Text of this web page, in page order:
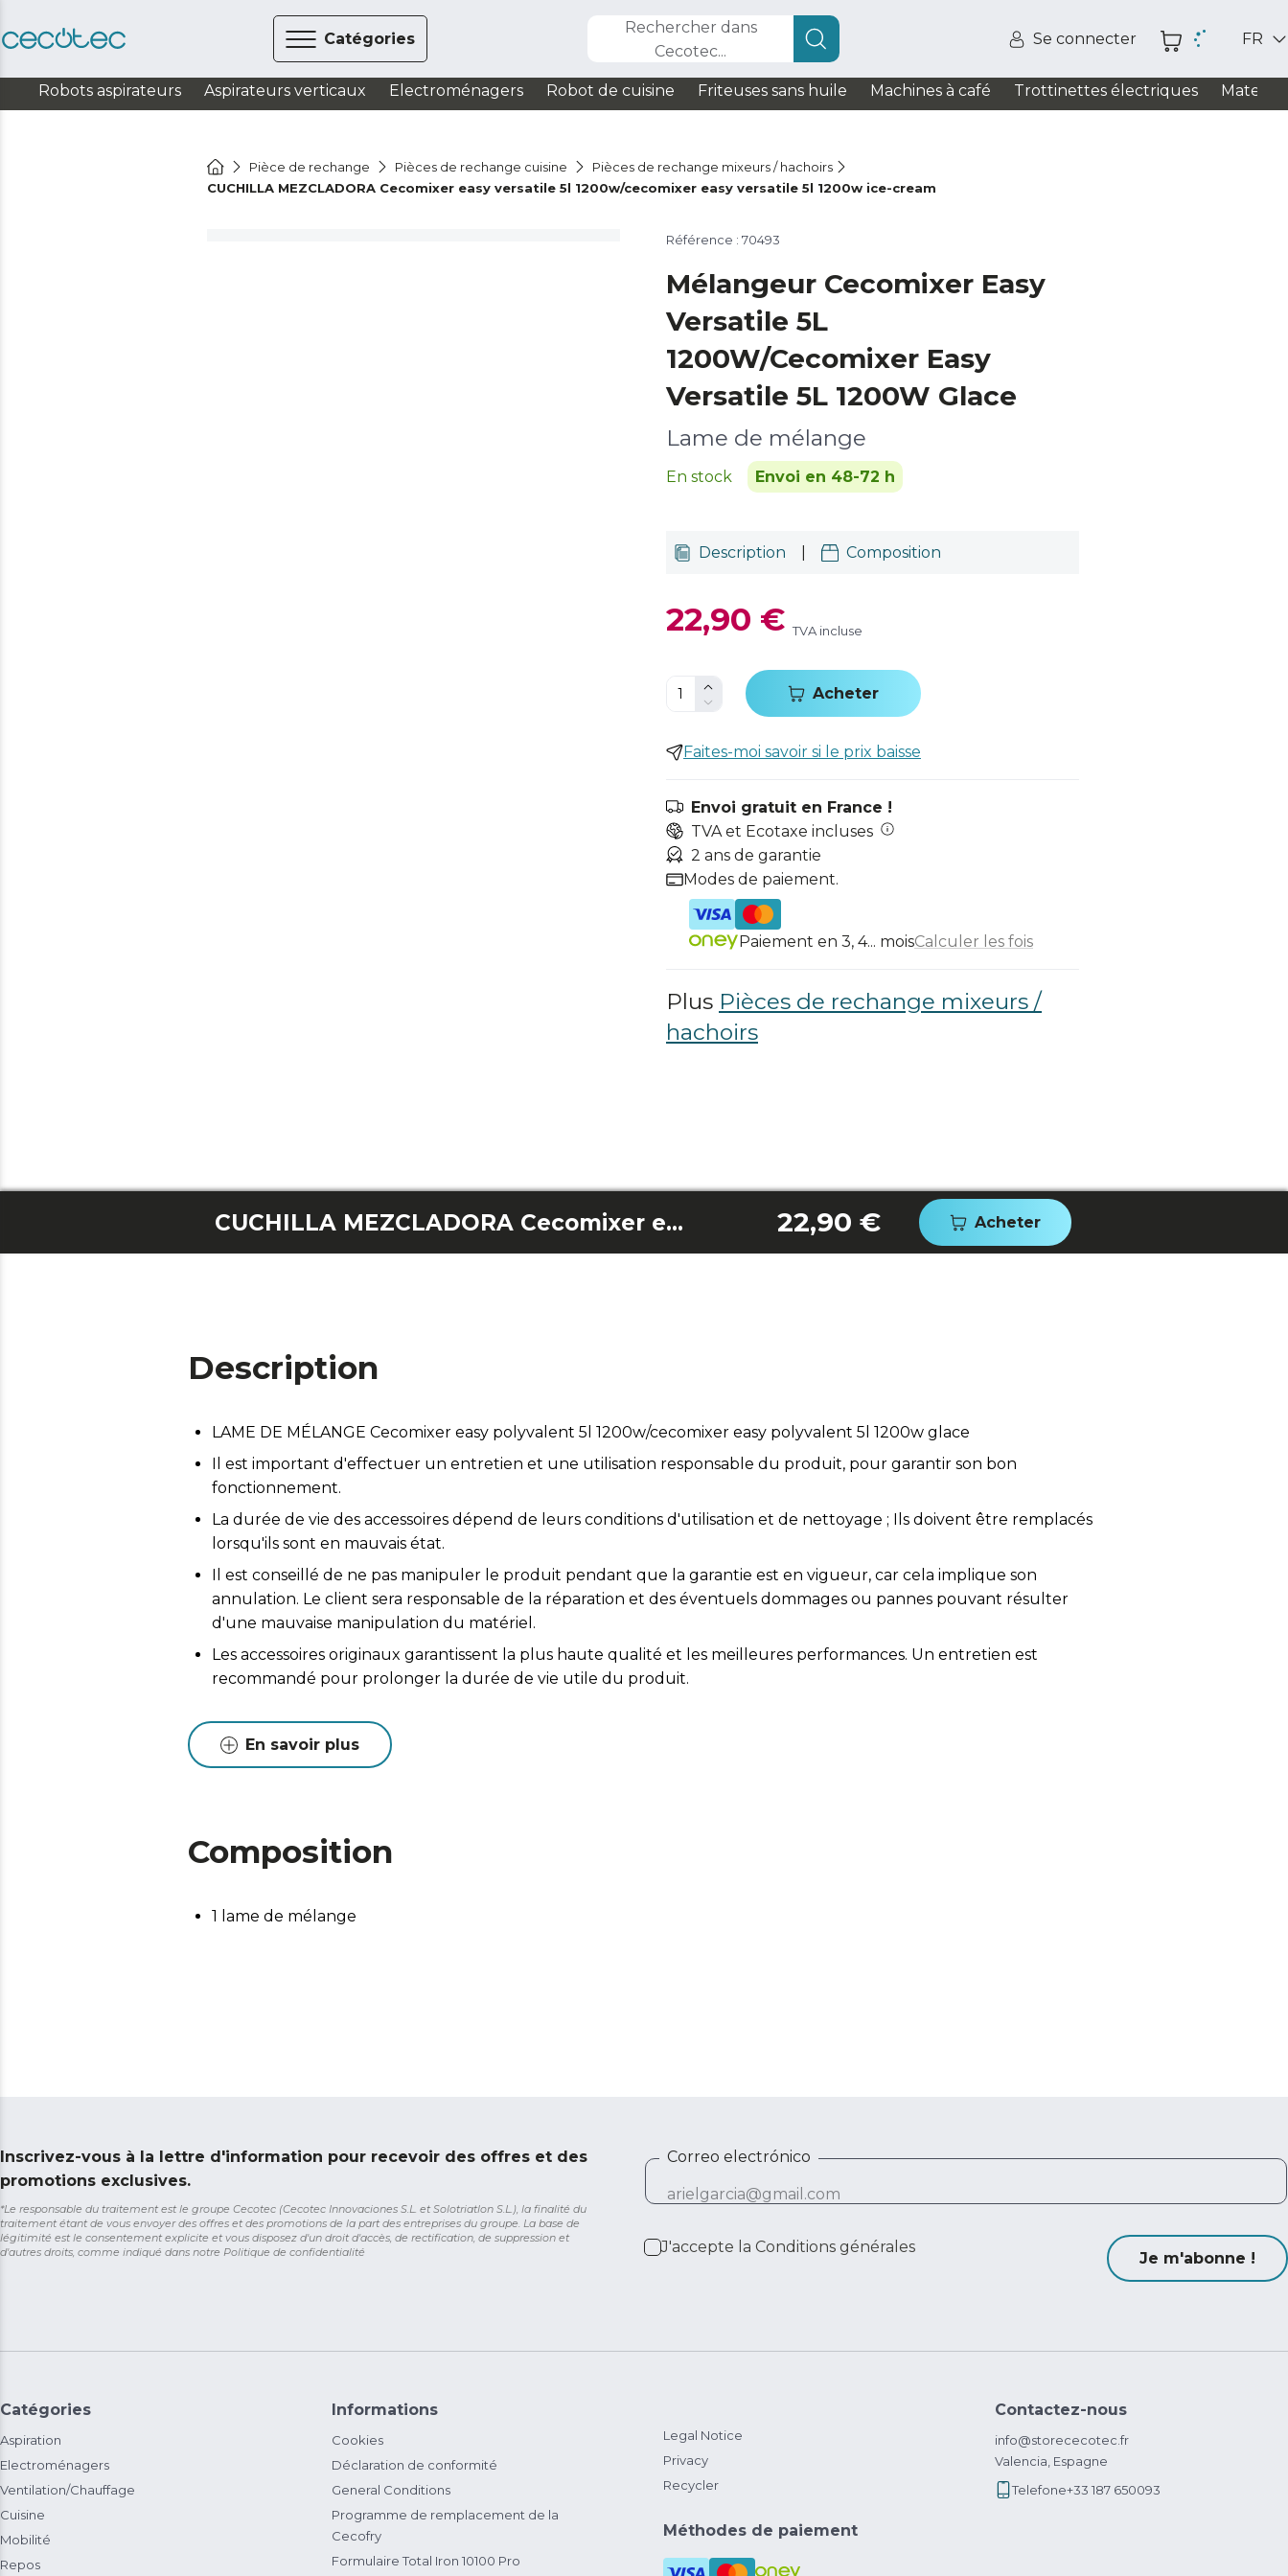
Catégories
Rechercher dans
Cecotec...
Se connecter FR
Robots aspirateurs Aspirateurs verticaux Electroménagers Robot de cuisine Friteuses sans huile Machines à café Trottinettes électriques Matelas
Pièce de rechange Pièces de rechange cuisine
Pièces de rechange mixeurs / hachoirs
CUCHILLA MEZCLADORA Cecomixer easy versatile 5l 1200w/cecomixer easy versatile 5l 1200w ice-cream
Référence : 70493
Mélangeur Cecomixer Easy
Versatile 5L
1200W/Cecomixer Easy
Versatile 5L 1200W Glace
Lame de mélange
En stock Envoi en 48-72 h
Description Composition
22,90 € TVA incluse
Acheter
Faites-moi savoir si le prix baisse
Envoi gratuit en France !
TVA et Ecotaxe incluses
2 ans de garantie
Modes de paiement.
Paiement en 3, 4... moisCalculer les fois
Plus Pièces de rechange mixeurs /
hachoirs
CUCHILLA MEZCLADORA Cecomixer easy versatile 5l 1200w/cecomixer easy versatile 5l 1200w ice-cream 22,90 € Acheter
Description
LAME DE MÉLANGE Cecomixer easy polyvalent 5l 1200w/cecomixer easy polyvalent 5l 1200w glace
Il est important d'effectuer un entretien et une utilisation responsable du produit, pour garantir son bon
fonctionnement.
La durée de vie des accessoires dépend de leurs conditions d'utilisation et de nettoyage ; Ils doivent être remplacés
lorsqu'ils sont en mauvais état.
Il est conseillé de ne pas manipuler le produit pendant que la garantie est en vigueur, car cela implique son
annulation. Le client sera responsable de la réparation et des éventuels dommages ou pannes pouvant résulter
d'une mauvaise manipulation du matériel.
Les accessoires originaux garantissent la plus haute qualité et les meilleures performances. Un entretien est
recommandé pour prolonger la durée de vie utile du produit.
En savoir plus
Composition
1 lame de mélange
Inscrivez-vous à la lettre d'information pour recevoir des offres et des
promotions exclusives.
*Le responsable du traitement est le groupe Cecotec (Cecotec Innovaciones S.L. et Solotriatlon S.L.), la finalité du
traitement étant de vous envoyer des offres et des promotions de la part des entreprises du groupe. La base de
légitimité est le consentement explicite et vous disposez d'un droit d'accès, de rectification, de suppression et
d'autres droits, comme indiqué dans notre Politique de confidentialité
Correo electrónico
J'accepte la Conditions générales
Je m'abonne !
Catégories
Aspiration
Electroménagers
Ventilation/Chauffage
Cuisine
Mobilité
Repos
Informations
Cookies
Déclaration de conformité
General Conditions
Programme de remplacement de la
Cecofry
Formulaire Total Iron 10100 Pro
Legal Notice
Privacy
Recycler
Méthodes de paiement
Contactez-nous
info@storececotec.fr
Valencia, Espagne
Telefone+33 187 650093